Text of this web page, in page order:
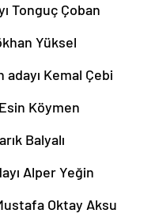
Tonguç Çoban
Yüksel
Kemal Çebi
Köymen
Balyalı
Alper Yeğin
Oktay Aksu